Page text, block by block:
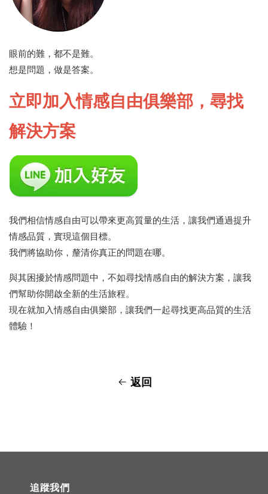
眼前的難，都不是難。
想是問題，做是答案。
立即加入情感自由俱樂部，尋找
解決方案
我們相信情感自由可以帶來更高質量的生活，讓我們通過提升
情感品質，實現這個目標。
我們將協助你，釐清你真正的問題在哪。
與其困擾於情感問題中，不如尋找情感自由的解決方案，讓我
們幫助你開啟全新的生活旅程。
現在就加入情感自由俱樂部，讓我們一起尋找更高品質的生活
體驗！
返回
追蹤我們